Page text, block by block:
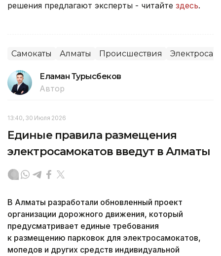
решения предлагают эксперты - читайте здесь.
Самокаты Алматы Происшествия
Еламан Турысбеков
Автор
13:40, 30 Июля 2026
Единые правила размещения
электросамокатов введут в Алматы
В Алматы разработали обновленный проект
организации дорожного движения, который
предусматривает единые требования
к размещению парковок для электросамокатов,
мопедов и других средств индивидуальной